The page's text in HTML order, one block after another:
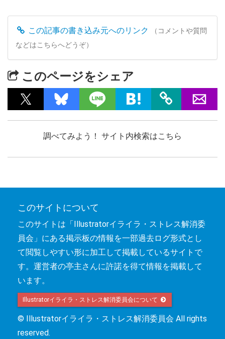
この記事の書き込み元へのリンク
（コメントや質問
などはこちらへどうぞ）
このページをシェア
調べてみよう！ サイト内検索はこちら
このサイトについて
このサイトは「Illustratorイライラ・ストレス解消委
員会」にある掲示板の情報を一部過去ログ形式とし
て閲覧しやすい形に加工して掲載しているサイトで
す。運営者の亭主さんに許諾を得て情報を掲載して
います。
Illustratorイライラ・ストレス解消委員会について
© Illustratorイライラ・ストレス解消委員会 All rights
reserved.